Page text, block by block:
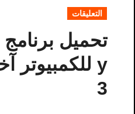
التعليقات
3